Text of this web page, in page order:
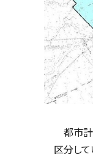
都市計
区分して